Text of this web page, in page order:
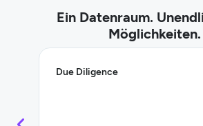
Ein Datenraum.
Möglichkeiten.
Due Diligence